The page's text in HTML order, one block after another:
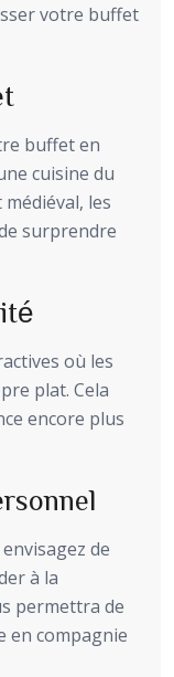
votre buffet
buffet en
cuisine du
les
surprendre
où les
plat. Cela
encore plus
de
à la
permettra de
en compagnie